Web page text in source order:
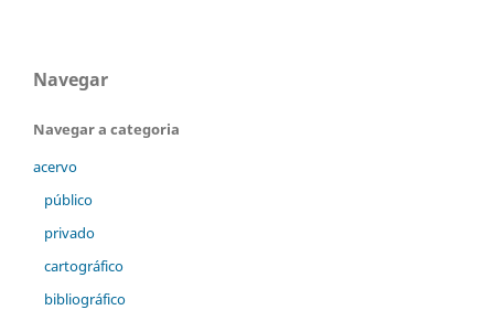
Navegar
Navegar a categoria
acervo
público
privado
cartográfico
bibliográfico